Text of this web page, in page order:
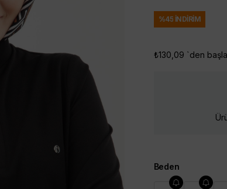
%45 İNDIRIM
₺130,09 `den
Beden